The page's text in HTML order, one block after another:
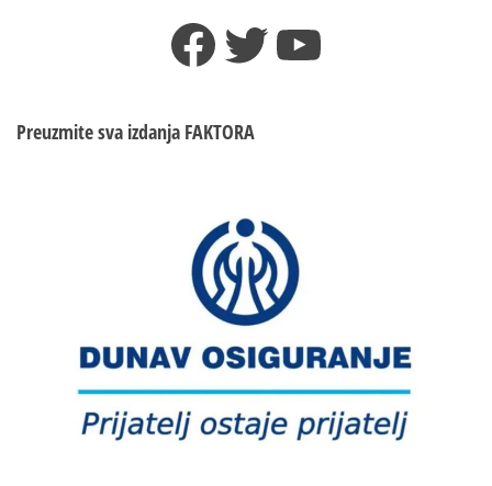
Facebook
TwitterYouTube
Preuzmite sva izdanja FAKTORA